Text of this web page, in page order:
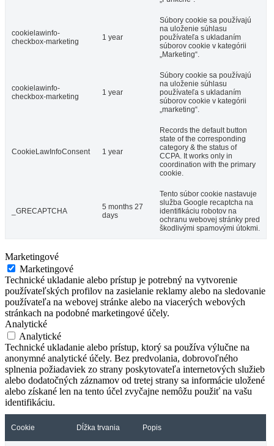
cookielawinfo-
checkbox-marketing
1 year
Súbory cookie sa používajú
na uloženie súhlasu
používateľa s ukladaním
súborov cookie v kategórii
„Marketing“.
cookielawinfo-
checkbox-marketing
1 year
Súbory cookie sa používajú
na uloženie súhlasu
používateľa s ukladaním
súborov cookie v kategórii
„marketing“.
CookieLawInfoConsent 1 year
Records the default button
state of the corresponding
category & the status of
CCPA. It works only in
coordination with the primary
cookie.
_GRECAPTCHA
5 months 27
days
Tento súbor cookie nastavuje
služba Google recaptcha na
identifikáciu robotov na
ochranu webovej stránky pred
škodlivými spamovými útokmi.
Marketingové
Marketingové
Technické ukladanie alebo prístup je potrebný na vytvorenie
používateľských profilov na zasielanie reklamy alebo na sledovanie
používateľa na webovej stránke alebo na viacerých webových
stránkach na podobné marketingové účely.
Analytické
Analytické
Technické ukladanie alebo prístup, ktorý sa používa výlučne na
anonymné analytické účely. Bez predvolania, dobrovoľného
splnenia požiadaviek zo strany poskytovateľa internetových služieb
alebo dodatočných záznamov od tretej strany sa informácie uložené
alebo získané len na tento účel zvyčajne nemôžu použiť na vašu
identifikáciu.
Cookie Dĺžka trvania Popis